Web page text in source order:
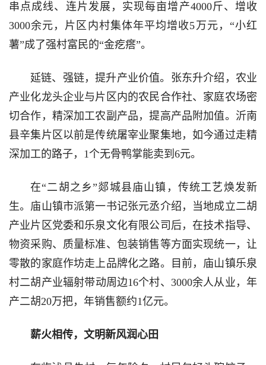
串点成线、连片发展，实现每亩增产4000斤、增收
3000余元，片区内村集体年平均增收5万元，“小红
薯”成了强村富民的“金疙瘩”。
延链、强链，提升产业价值。张东升介绍，农业
产业化龙头企业与片区内的农民合作社、家庭农场密
切合作，精深加工农副产品，提高产品附加值。沂南
县辛集片区以前是传统屠宰业聚集地，如今通过走精
深加工的路子，1个无骨鸭掌能卖到6元。
在“二胡之乡”郯城县庙山镇，传统工艺焕发新
生。庙山镇市派第一书记张元丞介绍，当地成立二胡
产业片区党委和乐泉文化有限公司后，在技术指导、
物资采购、质量标准、包装销售等方面实现统一，让
零散的家庭作坊走上品牌化之路。目前，庙山镇乐泉
村二胡产业辐射带动周边16个村、3000余人从业，年
产二胡20万把，年销售额约1亿元。
薪火相传，文明新风润心田